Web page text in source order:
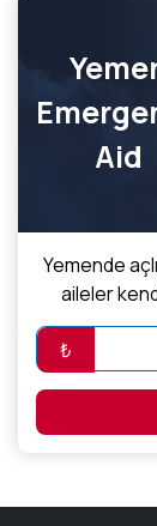
Aid
Yemende
aileler
₺